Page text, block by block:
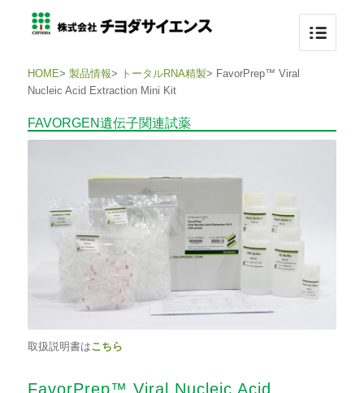
HOME> 製品情報> トータルRNA精製> FavorPrep™ Viral
Nucleic Acid Extraction Mini Kit
FAVORGEN遺伝子関連試薬
取扱説明書はこちら
FavorPrep™ Viral Nucleic Acid